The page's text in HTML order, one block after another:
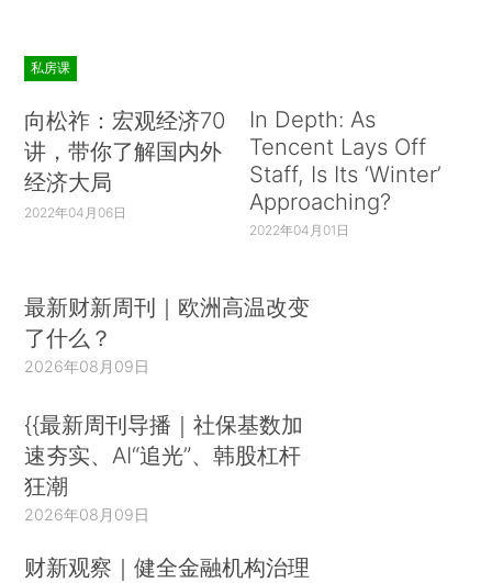
私房课
向松祚：宏观经济70
讲，带你了解国内外
经济大局
2022年04月06日
In Depth: As
Tencent Lays Off
Staff, Is Its ‘Winter’
Approaching?
2022年04月01日
最新财新周刊｜欧洲高温改变
了什么？
2026年08月09日
{{最新周刊导播｜社保基数加
速夯实、AI“追光”、韩股杠杆
狂潮
2026年08月09日
财新观察｜健全金融机构治理